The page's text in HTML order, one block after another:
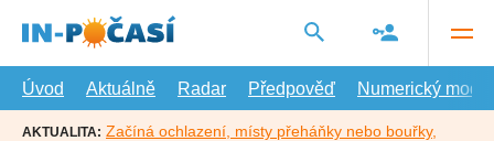
hlavní
Úvod
Aktuálně Radar Předpověď Numerický model
AKTUALITA: Začíná ochlazení, místy přeháňky nebo bouřky,